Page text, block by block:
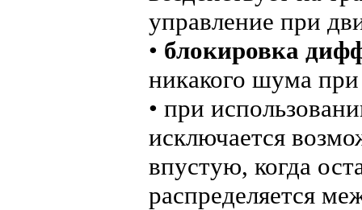
управление при
• блокировка
никакого шума
• при
исключается
впустую, когда
распределяется